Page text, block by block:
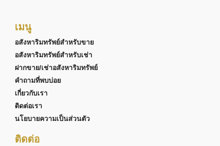
เมนู
อสังหาริมทรัพย์สำหรับขาย
อสังหาริมทรัพย์สำหรับเช่า
ฝากขาย/เช่าอสังหาริมทรัพย์
คำถามที่พบบ่อย
เกี่ยวกับเรา
ติดต่อเรา
นโยบายความเป็นส่วนตัว
ติดต่อ